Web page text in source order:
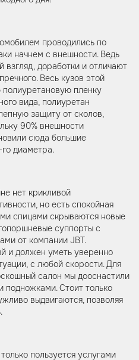
проводились по
начнем с внешности. Ведь
доработки и отличают
Весь кузов этой
пленку
вида, полиуретан
защиту от сколов,
90% внешности
сюда большие
диаметра.
нет крикливой
но есть спокойная
спицами скрываются новые
суппорты с
от компании JBT.
и должен уметь уверенно
с любой скорости. Для
салон мы дооснастили
подножками. Стоит только
выдвигаются, позволяя
пользуется услугами